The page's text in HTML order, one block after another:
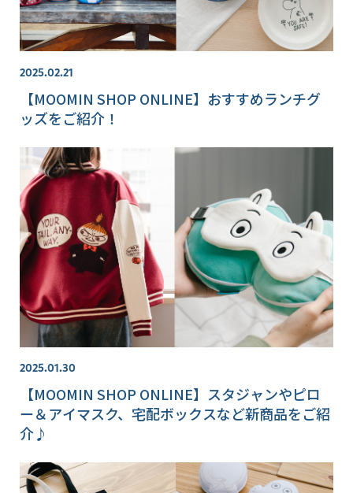
2025.02.21
【MOOMIN SHOP ONLINE】おすすめランチグ
ッズをご紹介！
2025.01.30
【MOOMIN SHOP ONLINE】スタジャンやピロ
ー＆アイマスク、宅配ボックスなど新商品をご紹
介♪